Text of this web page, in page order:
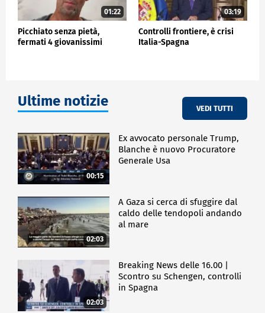
01:22
Picchiato senza pietà,
fermati 4 giovanissimi
03:19
Controlli frontiere, è crisi
Italia-Spagna
Ultime notizie VEDI TUTTI
00:15
Ex avvocato personale Trump,
Blanche è nuovo Procuratore
Generale Usa
02:03
A Gaza si cerca di sfuggire dal
caldo delle tendopoli andando
al mare
02:03
Breaking News delle 16.00 |
Scontro su Schengen, controlli
in Spagna